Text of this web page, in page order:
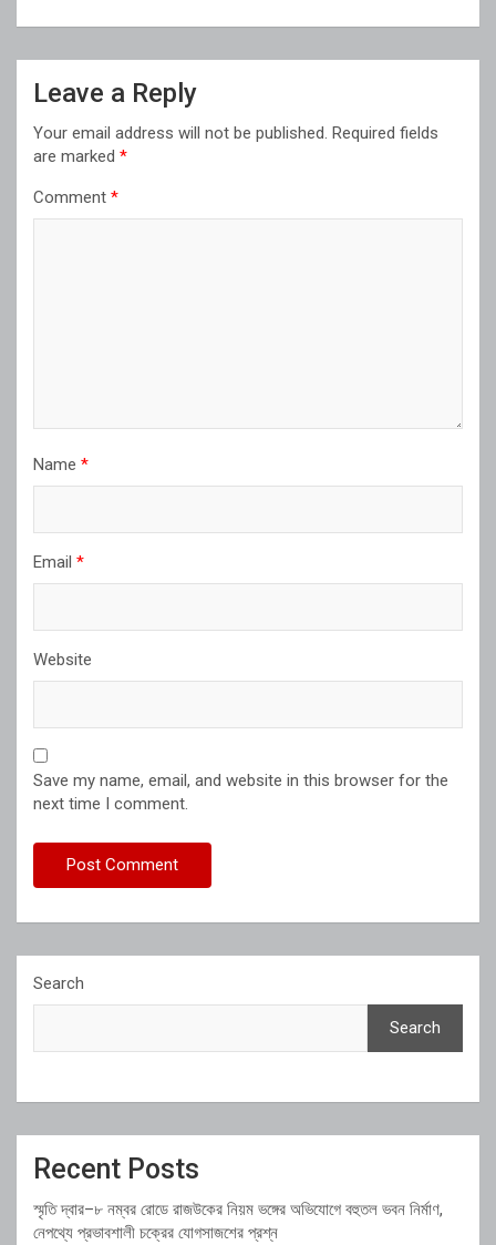
Leave a Reply
Your email address will not be published. Required fields
are marked *
Comment *
Name *
Email *
Website
Save my name, email, and website in this browser for the
next time I comment.
Search
Search
Recent Posts
স্মৃতি দ্বার–৮ নম্বর রোডে রাজউকের নিয়ম ভঙ্গের অভিযোগে বহুতল ভবন নির্মাণ,
নেপথ্যে প্রভাবশালী চক্রের যোগসাজশের প্রশ্ন